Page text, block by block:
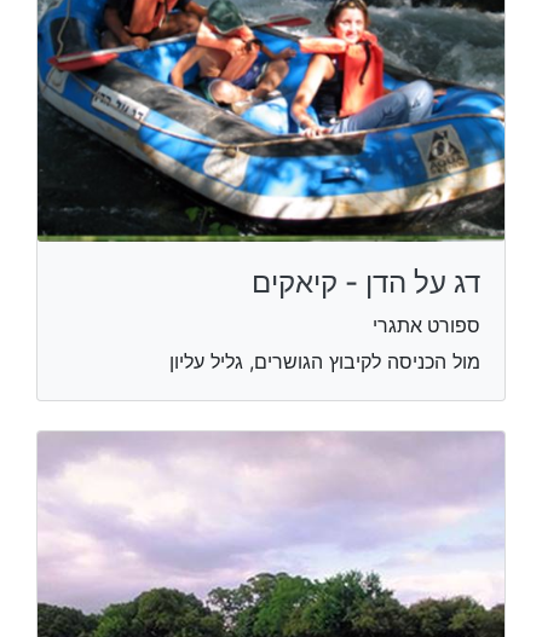
דג על הדן - קיאקים
ספורט אתגרי
מול הכניסה לקיבוץ הגושרים, גליל עליון